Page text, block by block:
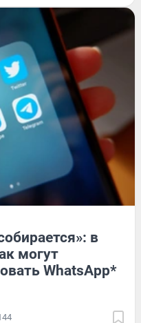
в
могут
WhatsApp*